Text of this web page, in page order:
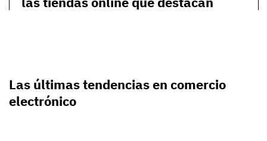
Las últimas tendencias en comercio
electrónico